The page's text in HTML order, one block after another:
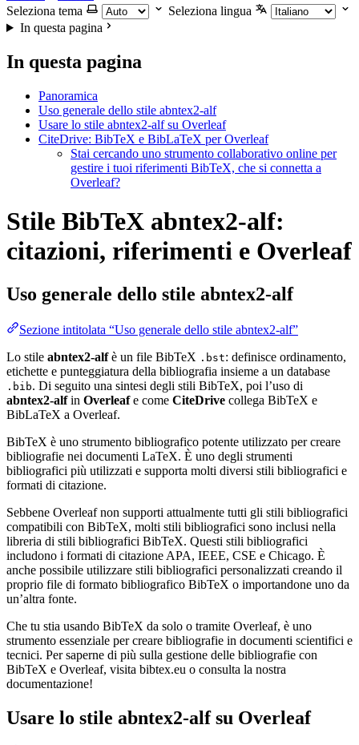
Seleziona tema
Seleziona lingua
In questa pagina
In questa pagina
Panoramica
Uso generale dello stile abntex2-alf
Usare lo stile abntex2-alf su Overleaf
CiteDrive: BibTeX e BibLaTeX per Overleaf
Stai cercando uno strumento collaborativo online per
gestire i tuoi riferimenti BibTeX, che si connetta a
Overleaf?
Stile BibTeX abntex2-alf:
citazioni, riferimenti e Overleaf
Uso generale dello stile abntex2-alf
Sezione intitolata “Uso generale dello stile abntex2-alf”
Lo stile abntex2-alfè un file BibTeX .bst: definisce ordinamento,
etichette e punteggiatura della bibliografia insieme a un database
.bib. Di seguito una sintesi degli stili BibTeX, poi l’uso di
abntex2-alfin Overleafe come CiteDrive collega BibTeX e
BibLaTeX a Overleaf.
BibTeX è uno strumento bibliografico potente utilizzato per creare
bibliografie nei documenti LaTeX. È uno degli strumenti
bibliografici più utilizzati e supporta molti diversi stili bibliografici e
formati di citazione.
Sebbene Overleaf non supporti attualmente tutti gli stili bibliografici
compatibili con BibTeX, molti stili bibliografici sono inclusi nella
libreria di stili bibliografici BibTeX. Questi stili bibliografici
includono i formati di citazione APA, IEEE, CSE e Chicago. È
anche possibile utilizzare stili bibliografici personalizzati creando il
proprio file di formato bibliografico BibTeX o importandone uno da
un’altra fonte.
Che tu stia usando BibTeX da solo o tramite Overleaf, è uno
strumento essenziale per creare bibliografie in documenti scientifici e
tecnici. Per saperne di più sulla gestione delle bibliografie con
BibTeX e Overleaf, visita bibtex.eu o consulta la nostra
documentazione!
Usare lo stile abntex2-alfsu Overleaf